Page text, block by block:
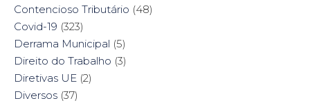
Contencioso Tributário (48)
Covid-19 (323)
Derrama Municipal (5)
Direito do Trabalho (3)
Diretivas UE (2)
Diversos (37)